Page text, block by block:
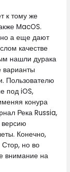
к тому же
MacOS.
а еще дают
качестве
нашли дурака
варианты
Пользователю
под iOS,
конура
Река Russia,
Конечно,
но во
внимание на